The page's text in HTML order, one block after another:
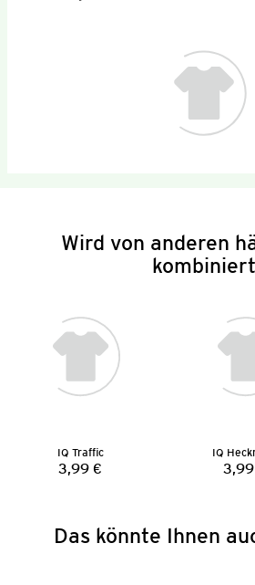
Wird von anderen
kombiniert
IQ Traffic
Preis:
3,99 €
IQ
Das könnte Ihnen